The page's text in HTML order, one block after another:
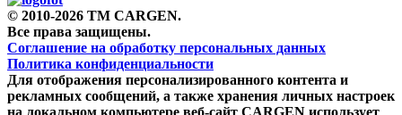
© 2010-2026 TM CARGEN.
Все права защищены.
Соглашение на обработку персональных данных
Политика конфиденциальности
Для отображения персонализированного контента и
рекламных сообщений, а также хранения личных настроек
на локальном компьютере веб-сайт CARGEN использует